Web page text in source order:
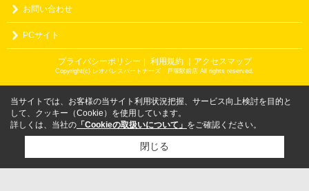
お問い合わせ
PCサイト
プライバシーポリシー ｜ 利用規約 ｜アクセスマップ
Copyright(c) レオパレスパートナーズ 戸塚駅前店 All rights reserved.
当サイトでは、お客様の当サイト利用状況把握、サービス向上検討を目的と
して、クッキー（Cookie）を使用しています。
詳しくは、当社の 「Cookieの取扱いについて」 をご確認ください。
閉じる